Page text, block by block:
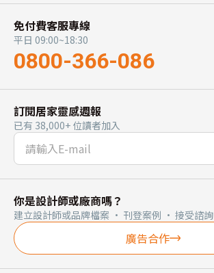
免付費客服專線
平日 09:00~18:30
0800-366-086
訂閱居家靈感週報
已有 38,000+ 位讀者加入
你是設計師或廠商嗎？
建立設計師或品牌檔案 · 刊登案例 · 接受諮詢
廣告合作